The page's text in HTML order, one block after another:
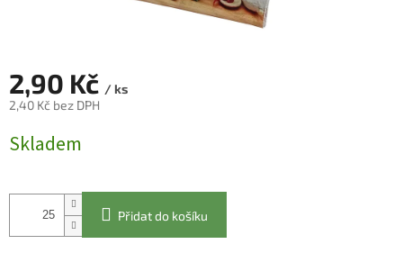
2,90 Kč / ks
2,40 Kč bez DPH
cena:
Skladem
Přidat do košíku